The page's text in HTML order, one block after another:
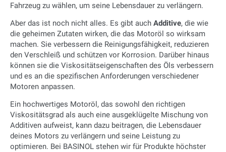
Fahrzeug zu wählen, um seine Lebensdauer zu verlängern.
Aber das ist noch nicht alles. Es gibt auch Additive, die wie
die geheimen Zutaten wirken, die das Motoröl so wirksam
machen. Sie verbessern die Reinigungsfähigkeit, reduzieren
den Verschleiß und schützen vor Korrosion. Darüber hinaus
können sie die Viskositätseigenschaften des Öls verbessern
und es an die spezifischen Anforderungen verschiedener
Motoren anpassen.
Ein hochwertiges Motoröl, das sowohl den richtigen
Viskositätsgrad als auch eine ausgeklügelte Mischung von
Additiven aufweist, kann dazu beitragen, die Lebensdauer
deines Motors zu verlängern und seine Leistung zu
optimieren. Bei BASINOL stehen wir für Produkte höchster